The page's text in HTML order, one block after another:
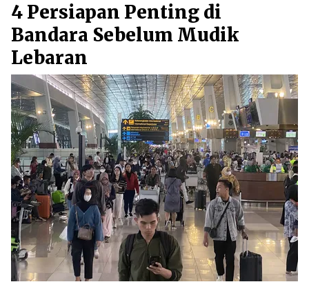
4 Persiapan Penting di
Bandara Sebelum Mudik
Lebaran